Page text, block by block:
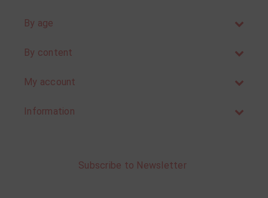
By age
By content
My account
Information
Subscribe to Newsletter